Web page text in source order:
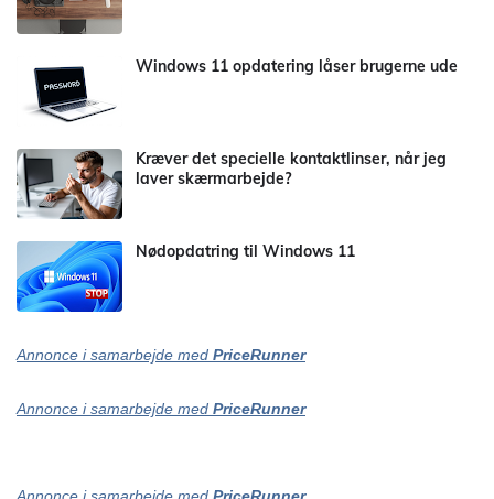
Windows 11 opdatering låser brugerne ude
Kræver det specielle kontaktlinser, når jeg
laver skærmarbejde?
Nødopdatring til Windows 11
Annonce i samarbejde med PriceRunner
Annonce i samarbejde med PriceRunner